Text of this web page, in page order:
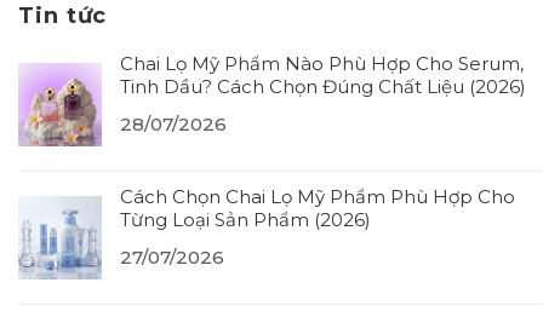
Tin tức
Chai Lọ Mỹ Phẩm Nào Phù Hợp Cho Serum,
Tinh Dầu? Cách Chọn Đúng Chất Liệu (2026)
28/07/2026
Cách Chọn Chai Lọ Mỹ Phẩm Phù Hợp Cho
Từng Loại Sản Phẩm (2026)
27/07/2026